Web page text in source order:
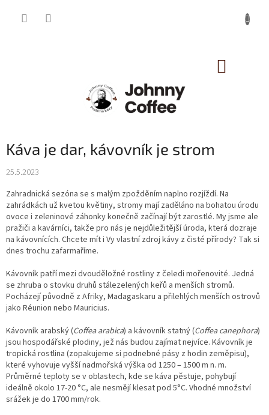
Káva je dar, kávovník je strom
25.5.2023
Zahradnická sezóna se s malým zpožděním naplno rozjíždí. Na
zahrádkách už kvetou květiny, stromy mají zaděláno na bohatou úrodu
ovoce i zeleninové záhonky konečně začínají být zarostlé. My jsme ale
pražiči a kavárníci, takže pro nás je nejdůležitější úroda, která dozraje
na kávovnících. Chcete mít i Vy vlastní zdroj kávy z čisté přírody? Tak si
dnes trochu zafarmaříme.
Kávovník patří mezi dvouděložné rostliny z čeledi mořenovité. Jedná
se zhruba o stovku druhů stálezelených keřů a menších stromů.
Pocházejí původně z Afriky, Madagaskaru a přilehlých menších ostrovů
jako Réunion nebo Mauricius.
Kávovník arabský (Coffea arabica) a kávovník statný (Coffea canephora)
jsou hospodářské plodiny, jež nás budou zajímat nejvíce. Kávovník je
tropická rostlina (zopakujeme si podnebné pásy z hodin zeměpisu),
které vyhovuje vyšší nadmořská výška od 1250 – 1500 m n. m.
Průměrné teploty se v oblastech, kde se káva pěstuje, pohybují
ideálně okolo 17-20 °C, ale nesmějí klesat pod 5°C. Vhodné množství
srážek je do 1700 mm/rok.